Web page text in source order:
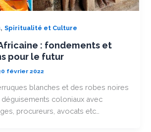
,Spiritualité et Culture
: fondements et
pour le futur
février 2022
blanches et des robes noires
coloniaux avec
procureurs, avocats etc…